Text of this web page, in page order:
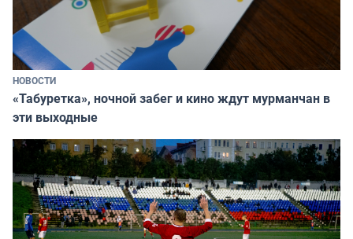
НОВОСТИ
«Табуретка», ночной забег и кино ждут мурманчан в
эти выходные